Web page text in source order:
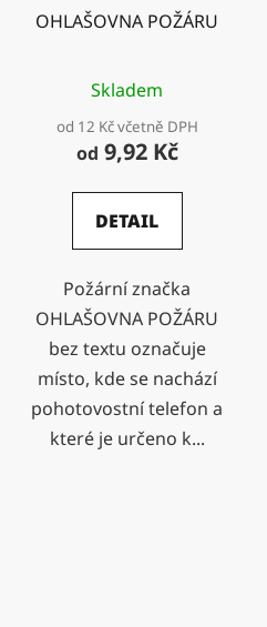
OHLAŠOVNA POŽÁRU
Skladem
od 12 Kč včetně DPH
od 9,92 Kč
DETAIL
Požární značka
OHLAŠOVNA POŽÁRU
bez textu označuje
místo, kde se nachází
pohotovostní telefon a
které je určeno k...